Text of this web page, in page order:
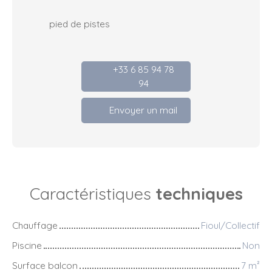
pied de pistes
+33 6 85 94 78
94
Envoyer un mail
Caractéristiques techniques
Chauffage
Fioul/Collectif
Piscine
Non
Surface balcon
7 m²